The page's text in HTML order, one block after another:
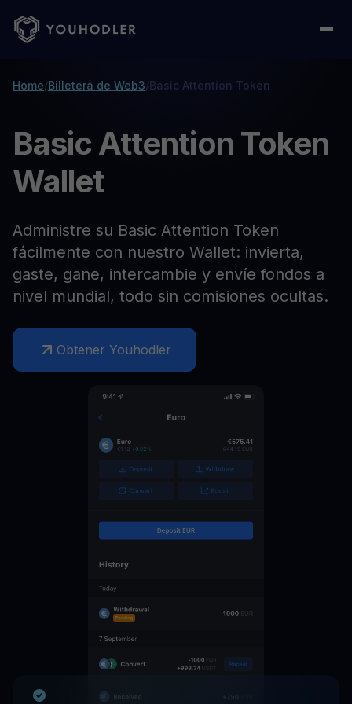
Home/Billetera de Web3/Basic Attention Token
Basic Attention Token
Wallet
Administre su Basic Attention Token
fácilmente con nuestro Wallet: invierta,
gaste, gane, intercambie y envíe fondos a
nivel mundial, todo sin comisiones ocultas.
Obtener Youhodler